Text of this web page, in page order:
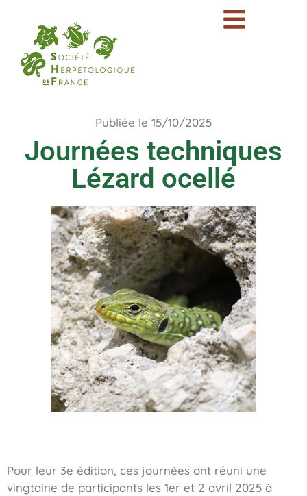
Publiée le 15/10/2025
Journées techniques
Lézard ocellé
Pour leur 3e édition, ces journées ont réuni une
vingtaine de participants les 1er et 2 avril 2025 à